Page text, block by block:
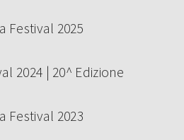
Festival 2025
2024 | 20^ Edizione
Festival 2023